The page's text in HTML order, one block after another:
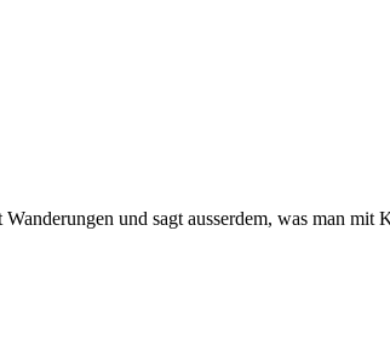
und sagt ausserdem, was man mit